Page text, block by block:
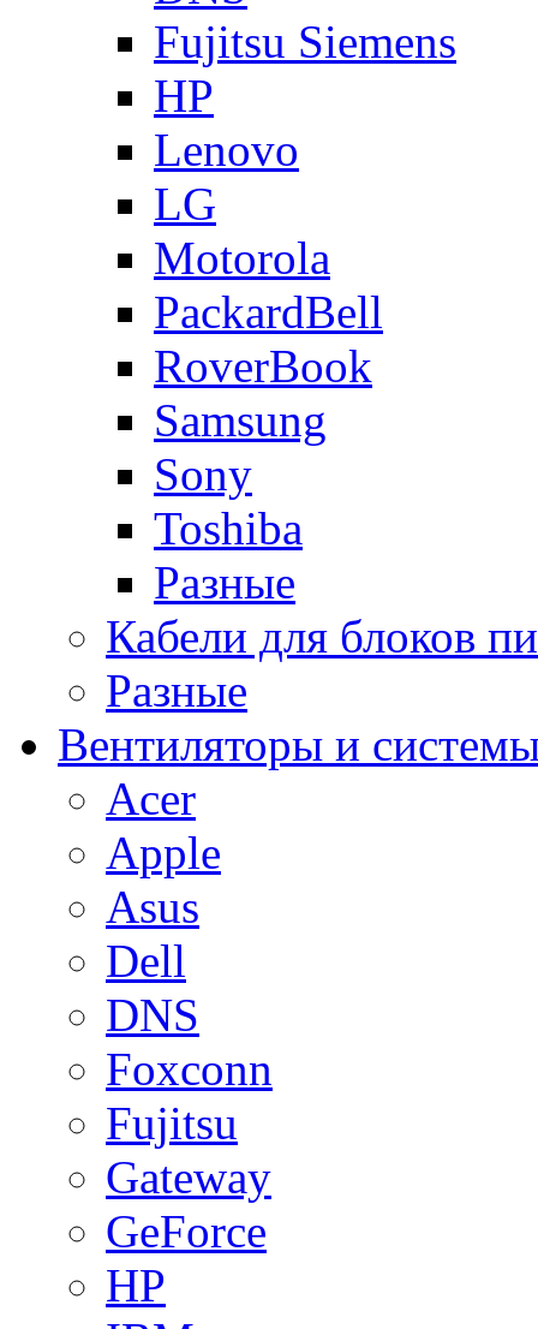
Fujitsu Siemens
HP
Lenovo
LG
Motorola
PackardBell
RoverBook
Samsung
Sony
Toshiba
Разные
Кабели для блоков
Разные
Вентиляторы и
Acer
Apple
Asus
Dell
DNS
Foxconn
Fujitsu
Gateway
GeForce
HP